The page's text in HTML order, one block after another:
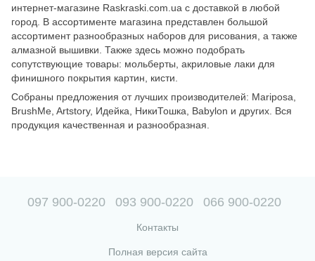
интернет-магазине Raskraski.com.ua с доставкой в любой
город. В ассортименте магазина представлен большой
ассортимент разнообразных наборов для рисования, а также
алмазной вышивки. Также здесь можно подобрать
сопутствующие товары: мольберты, акриловые лаки для
финишного покрытия картин, кисти.
Собраны предложения от лучших производителей: Mariposa,
BrushMe, Artstory, Идейка, НикиТошка, Babylon и других. Вся
продукция качественная и разнообразная.
097 900-0220 093 900-0220 066 900-0220
Контакты
Полная версия сайта